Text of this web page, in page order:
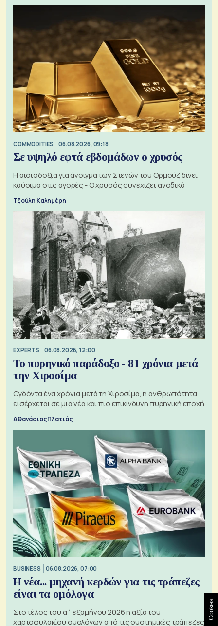
COMMODITIES 06.08.2026, 09:18
Σε υψηλό εφτά εβδομάδων ο χρυσός
Η αισιοδοξία για άνοιγμα των Στενών του Ορμούζ δίνει
καύσιμα στις αγορές - Ο χρυσός συνεχίζει ανοδικά
Τζούλη Καλημέρη
EXPERTS 06.08.2026, 12:00
Το πυρηνικό παράδοξο - 81 χρόνια μετά
την Χιροσίμα
Ογδόντα ένα χρόνια μετά τη Χιροσίμα, η ανθρωπότητα
εισέρχεται σε μια νέα και πιο επικίνδυνη πυρηνική εποχή
Αθανάσιος Πλατιάς
BUSINESS 06.08.2026, 07:00
Η νέα... μηχανή κερδών για τις τράπεζες
είναι τα ομόλογα
Στο τέλος του α΄ εξαμήνου 2026 η αξία του
χαρτοφυλακίου ομολόγων από τις συστημικές τράπεζες
Cookies